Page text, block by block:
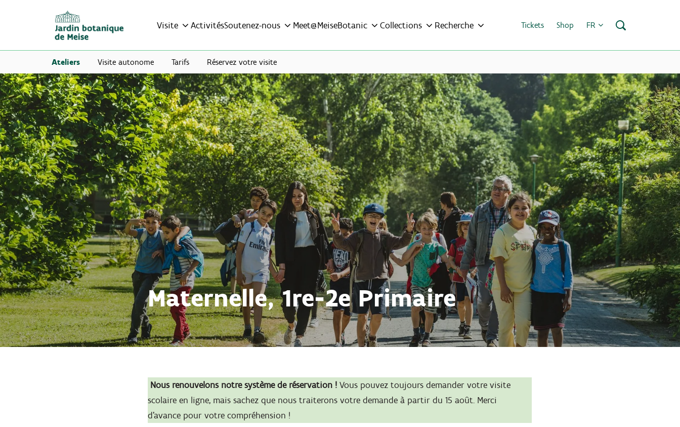
Visite ActivitésSoutenez-nous Meet@MeiseBotanic Collections Recherche Tickets Shop FR
Ateliers Visite autonome Tarifs Réservez votre visite
Maternelle, 1re-2e Primaire
Nous renouvelons notre système de réservation ! Vous pouvez toujours demander votre visite
scolaire en ligne, mais sachez que nous traiterons votre demande à partir du 15 août. Merci
d’avance pour votre compréhension !